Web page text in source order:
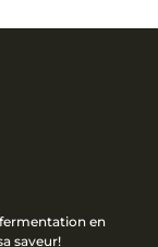
en
saveur!